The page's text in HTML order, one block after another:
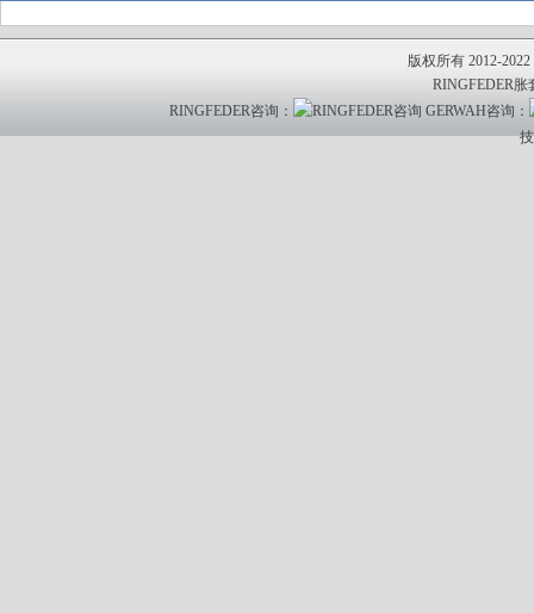
版权所有 2012-
RINGFEDER胀
RINGFEDER咨询：
GERWAH咨询：